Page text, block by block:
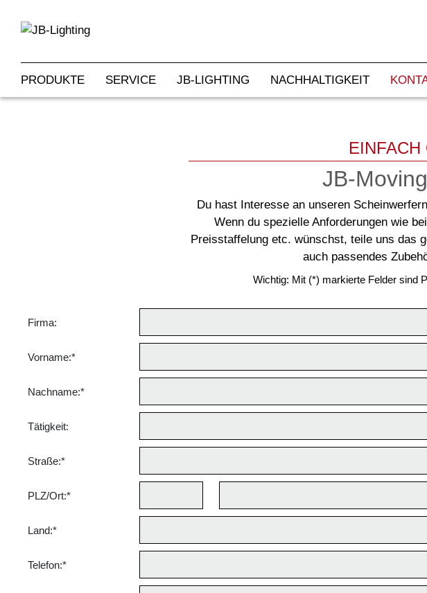
PRODUKTE SERVICE JB-LIGHTING NACHHALTIGKEIT
EINFACH
JB-
Du hast Interesse an unseren
Wenn du spezielle Anforderungen wie
Preisstaffelung etc. wünschst, teile uns das
auch passendes
Wichtig: Mit (*) markierte Felder sind
Firma:
Vorname:*
Nachname:*
Tätigkeit:
Straße:*
PLZ/Ort:*
Land:*
Telefon:*